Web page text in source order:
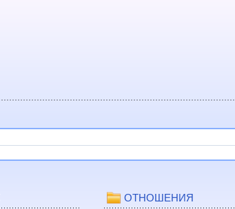
ОТНОШЕНИЯ